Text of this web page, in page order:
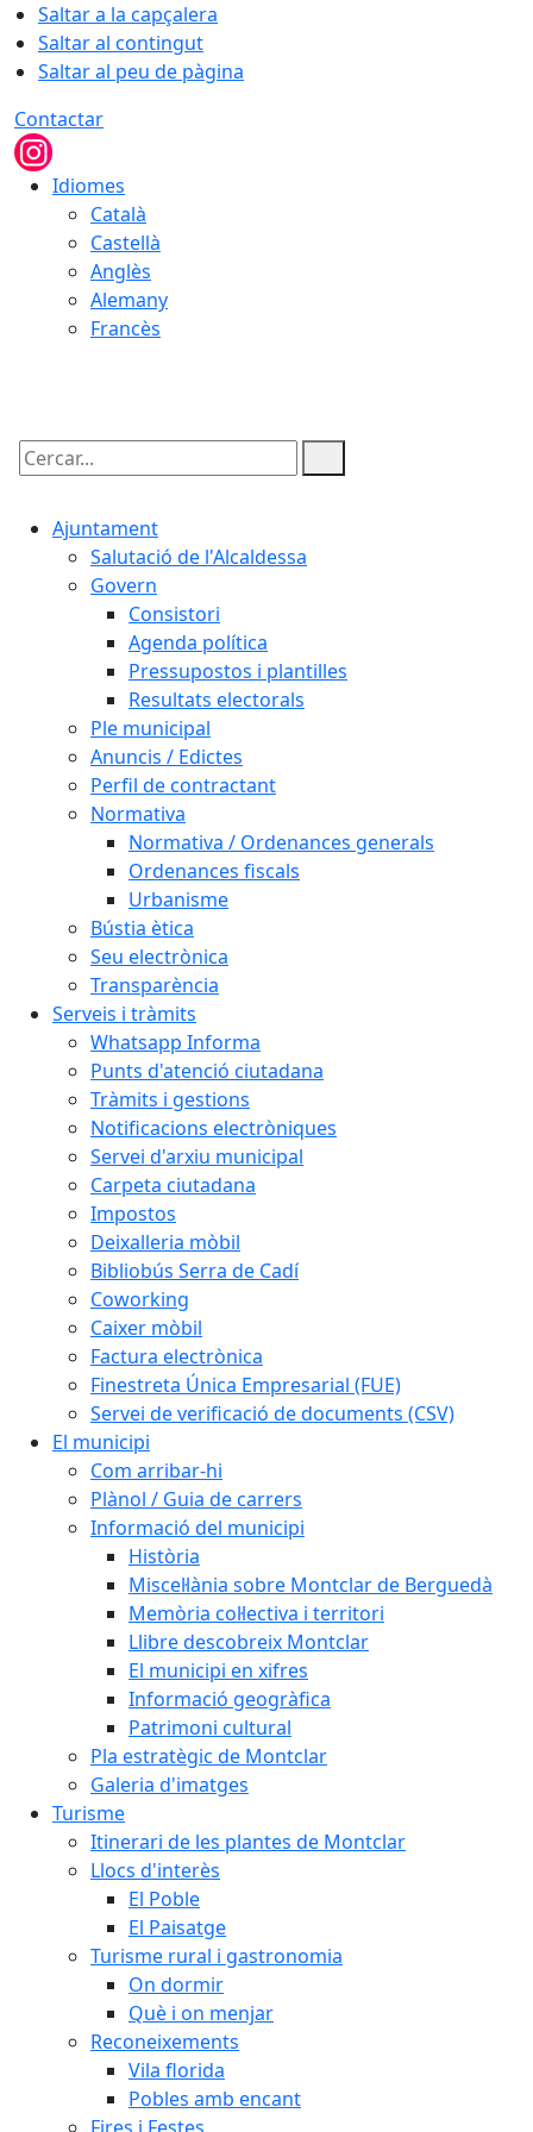
Saltar a la capçalera
Saltar al contingut
Saltar al peu de pàgina
Contactar
Idiomes
Català
Castellà
Anglès
Alemany
Francès
Cercar:
Ajuntament
Salutació de l'Alcaldessa
Govern
Consistori
Agenda política
Pressupostos i plantilles
Resultats electorals
Ple municipal
Anuncis / Edictes
Perfil de contractant
Normativa
Normativa / Ordenances generals
Ordenances fiscals
Urbanisme
Bústia ètica
Seu electrònica
Transparència
Serveis i tràmits
Whatsapp Informa
Punts d'atenció ciutadana
Tràmits i gestions
Notificacions electròniques
Servei d'arxiu municipal
Carpeta ciutadana
Impostos
Deixalleria mòbil
Bibliobús Serra de Cadí
Coworking
Caixer mòbil
Factura electrònica
Finestreta Única Empresarial (FUE)
Servei de verificació de documents (CSV)
El municipi
Com arribar-hi
Plànol / Guia de carrers
Informació del municipi
Història
Miscel·lània sobre Montclar de Berguedà
Memòria col·lectiva i territori
Llibre descobreix Montclar
El municipi en xifres
Informació geogràfica
Patrimoni cultural
Pla estratègic de Montclar
Galeria d'imatges
Turisme
Itinerari de les plantes de Montclar
Llocs d'interès
El Poble
El Paisatge
Turisme rural i gastronomia
On dormir
Què i on menjar
Reconeixements
Vila florida
Pobles amb encant